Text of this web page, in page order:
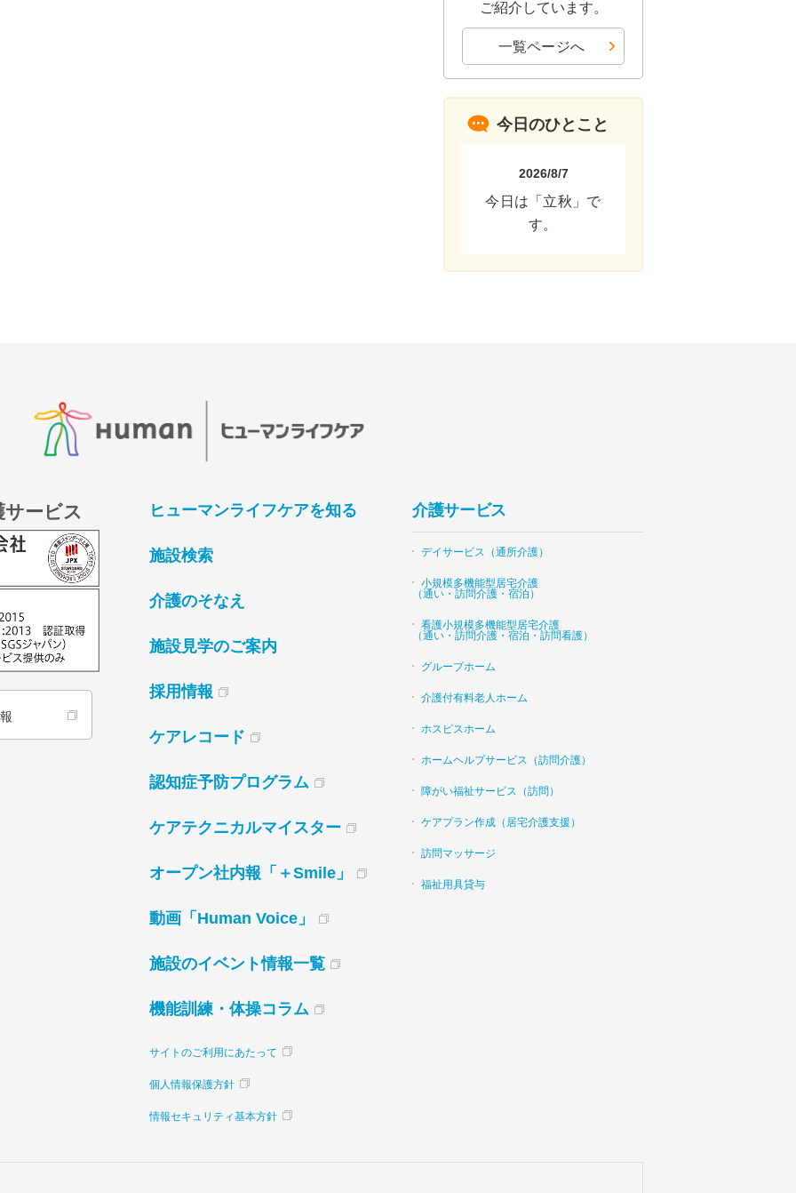
ご紹介しています。
一覧ページへ
今日のひとこと
2026/8/7
今日は「立秋」で
す。
ービス ヒューマンライフケアを知る
施設検索
介護のそなえ
施設見学のご案内
採用情報
ケアレコード
認知症予防プログラム
ケアテクニカルマイスター
オープン社内報「＋Smile」
動画「Human Voice」
施設のイベント情報一覧
機能訓練・体操コラム
サイトのご利用にあたって
個人情報保護方針
情報セキュリティ基本方針
介護サービス
デイサービス（通所介護）
小規模多機能型居宅介護
（通い・訪問介護・宿泊）
看護小規模多機能型居宅介護
（通い・訪問介護・宿泊・訪問看護）
グループホーム
介護付有料老人ホーム
ホスピスホーム
ホームヘルプサービス（訪問介護）
障がい福祉サービス（訪問）
ケアプラン作成（居宅介護支援）
訪問マッサージ
福祉用具貸与